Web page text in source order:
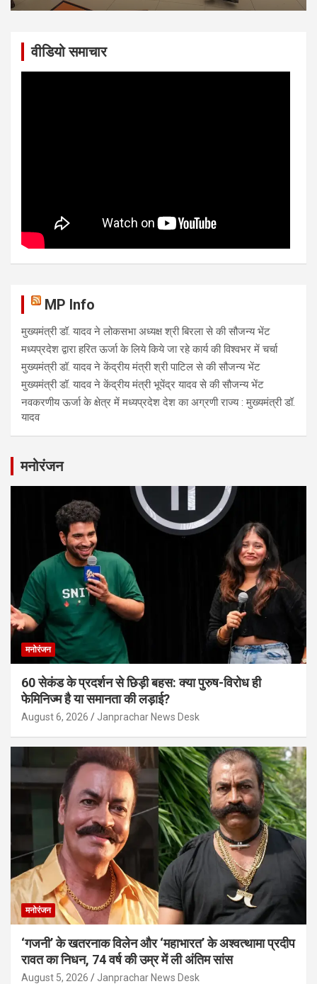
वीडियो समाचार
MP Info
मुख्यमंत्री डॉ. यादव ने लोकसभा अध्यक्ष श्री बिरला से की सौजन्य भेंट
मध्यप्रदेश द्वारा हरित ऊर्जा के लिये किये जा रहे कार्य की विश्वभर में चर्चा
मुख्यमंत्री डॉ. यादव ने केंद्रीय मंत्री श्री पाटिल से की सौजन्य भेंट
मुख्यमंत्री डॉ. यादव ने केंद्रीय मंत्री भूपेंद्र यादव से की सौजन्य भेंट
नवकरणीय ऊर्जा के क्षेत्र में मध्यप्रदेश देश का अग्रणी राज्य : मुख्यमंत्री डॉ.
यादव
मनोरंजन
मनोरंजन
60 सेकंड के प्रदर्शन से छिड़ी बहस: क्या पुरुष-विरोध ही
फेमिनिज्म है या समानता की लड़ाई?
August 6, 2026 Janprachar News Desk
मनोरंजन
‘गजनी’ के खतरनाक विलेन और ‘महाभारत’ के अश्वत्थामा प्रदीप
रावत का निधन, 74 वर्ष की उम्र में ली अंतिम सांस
August 5, 2026 Janprachar News Desk